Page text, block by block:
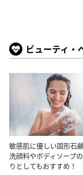
ビューティ・
敏感肌に優しい固形石鹸
洗顔料やボディソープ
りとしてもおすすめ！